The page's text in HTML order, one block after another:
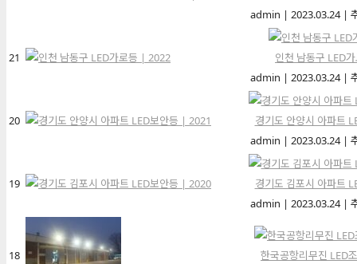
admin | 2023.03.24 |
21
인천 남동구 LED
admin | 2023.03.24 |
20
경기도 안양시 아파트
admin | 2023.03.24 |
19
경기도 김포시 아파트
admin | 2023.03.24 |
18
한국공항리무진 LED